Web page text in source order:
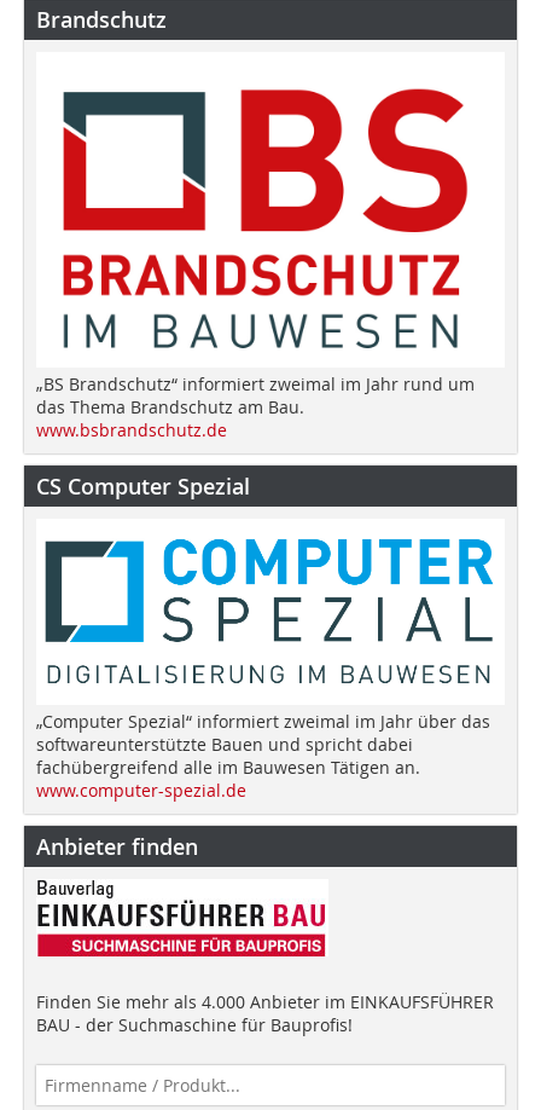
Brandschutz
„BS Brandschutz“ informiert zweimal im Jahr rund um
das Thema Brandschutz am Bau.
www.bsbrandschutz.de
CS Computer Spezial
„Computer Spezial“ informiert zweimal im Jahr über das
softwareunterstützte Bauen und spricht dabei
fachübergreifend alle im Bauwesen Tätigen an.
www.computer-spezial.de
Anbieter finden
Finden Sie mehr als 4.000 Anbieter im EINKAUFSFÜHRER
BAU - der Suchmaschine für Bauprofis!